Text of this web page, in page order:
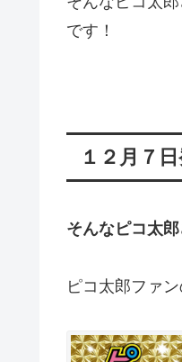
です！
１２月７
そんなピコ太
ピコ太郎ファ